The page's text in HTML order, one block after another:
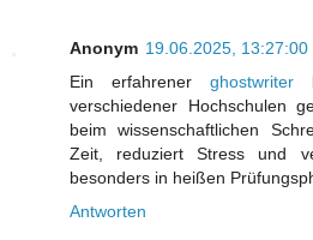
Anonym 19.06.2025, 13:27:00
Ein erfahrener ghostwriter
verschiedener Hochschulen
beim wissenschaftlichen
Zeit, reduziert Stress und
besonders in heißen
Antworten